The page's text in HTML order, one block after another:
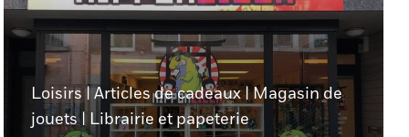
Loisirs |Articles de cadeaux|Magasin de
jouets| Librairie et papeterie